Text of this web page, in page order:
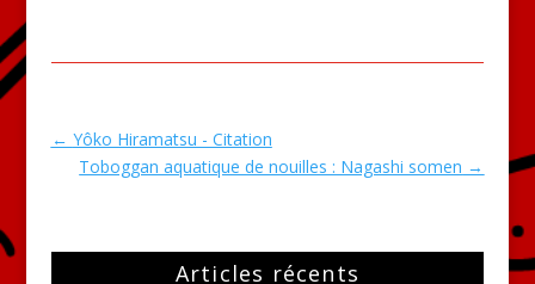
← Yôko Hiramatsu - Citation
Toboggan aquatique de nouilles : Nagashi somen →
Articles récents